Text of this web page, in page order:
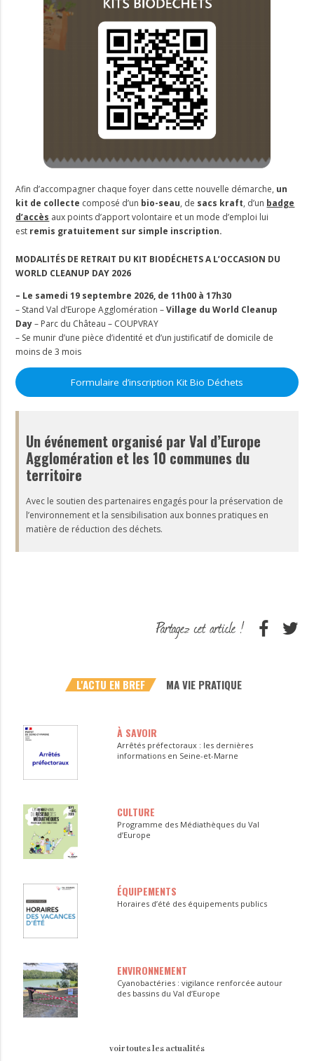
Afin d’accompagner chaque foyer dans cette nouvelle démarche, un
kit de collecte composé d’un bio-seau, de sacs kraft, d’un badge
d’accès aux points d’apport volontaire et un mode d’emploi lui
est remis gratuitement sur simple inscription.
MODALITÉS DE RETRAIT DU KIT BIODÉCHETS A L’OCCASION DU
WORLD CLEANUP DAY 2026
– Le samedi 19 septembre 2026, de 11h00 à 17h30
– Stand Val d’Europe Agglomération –Village du World Cleanup
Day– Parc du Château – COUPVRAY
– Se munir d’une pièce d’identité et d’un justificatif de domicile de
moins de 3 mois
Formulaire d’inscription Kit Bio Déchets
Un événement organisé par Val d’Europe
Agglomération et les 10 communes du
territoire
Avec le soutien des partenaires engagés pour la préservation de
l’environnement et la sensibilisation aux bonnes pratiques en
matière de réduction des déchets.
L'ACTU EN BREF MA VIE PRATIQUE
À SAVOIR
Arrêtés préfectoraux : les dernières
informations en Seine-et-Marne
CULTURE
Programme des Médiathèques du Val
d’Europe
ÉQUIPEMENTS
Horaires d’été des équipements publics
ENVIRONNEMENT
Cyanobactéries : vigilance renforcée autour
des bassins du Val d’Europe
voir toutes les actualités